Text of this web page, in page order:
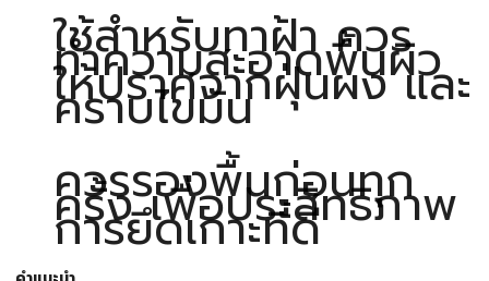
ใช้สำหรับทาฝ้า ควร
ทำความสะอาดพื้นผิว
ให้ปราศจากฝุ่นผง และ
คราบไขมัน
ควรรองพื้นก่อนทุก
ครั้ง เพื่อประสิทธิภาพ
การยึดเกาะที่ดี